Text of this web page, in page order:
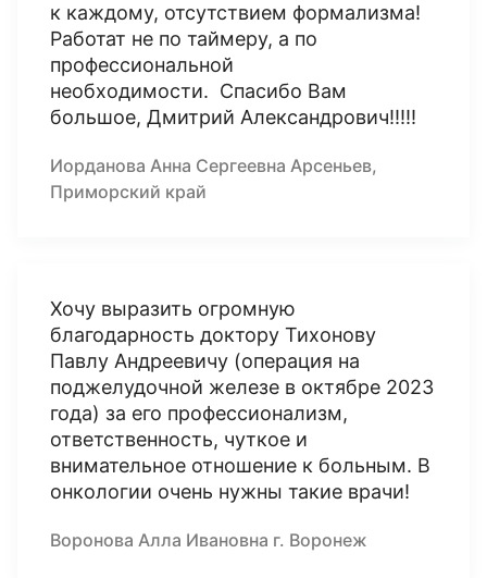
к каждому, отсутствием формализма!
Работат не по таймеру, а по
профессиональной
необходимости. Спасибо Вам
большое, Дмитрий Александрович!!!!!
Иорданова Анна Сергеевна Арсеньев,
Приморский край
Хочу выразить огромную
благодарность доктору Тихонову
Павлу Андреевичу (операция на
поджелудочной железе в октябре 2023
года) за его профессионализм,
ответственность, чуткое и
внимательное отношение к больным. В
онкологии очень нужны такие врачи!
Воронова Алла Ивановна г. Воронеж